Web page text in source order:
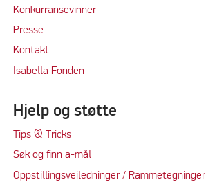
Konkurransevinner
Presse
Kontakt
Isabella Fonden
Hjelp og støtte
Tips & Tricks
Søk og finn a-mål
Oppstillingsveiledninger / Rammetegninger